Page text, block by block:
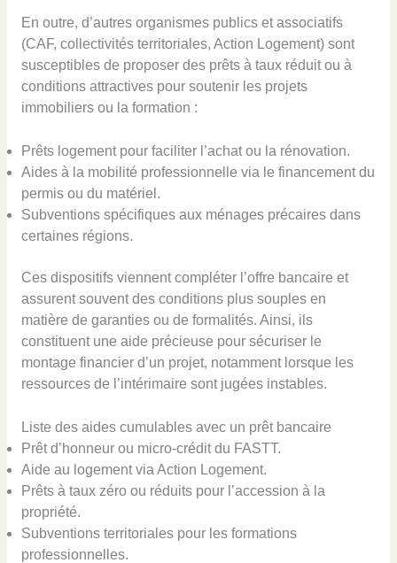
En outre, d’autres organismes publics et associatifs
(CAF, collectivités territoriales, Action Logement) sont
susceptibles de proposer des prêts à taux réduit ou à
conditions attractives pour soutenir les projets
immobiliers ou la formation :
Prêts logement pour faciliter l’achat ou la rénovation.
Aides à la mobilité professionnelle via le financement du
permis ou du matériel.
Subventions spécifiques aux ménages précaires dans
certaines régions.
Ces dispositifs viennent compléter l’offre bancaire et
assurent souvent des conditions plus souples en
matière de garanties ou de formalités. Ainsi, ils
constituent une aide précieuse pour sécuriser le
montage financier d’un projet, notamment lorsque les
ressources de l’intérimaire sont jugées instables.
Liste des aides cumulables avec un prêt bancaire
Prêt d’honneur ou micro-crédit du FASTT.
Aide au logement via Action Logement.
Prêts à taux zéro ou réduits pour l’accession à la
propriété.
Subventions territoriales pour les formations
professionnelles.